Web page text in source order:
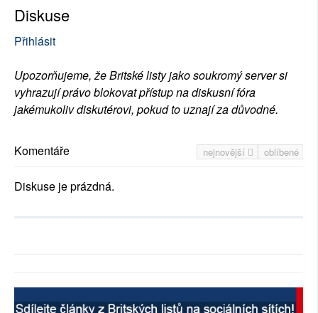
Diskuse
Přihlásit
Upozorňujeme, že Britské listy jako soukromý server si
vyhrazují právo blokovat přístup na diskusní fóra
jakémukoliv diskutérovi, pokud to uznají za důvodné.
nejnovější oblíbené
Komentáře
Diskuse je prázdná.